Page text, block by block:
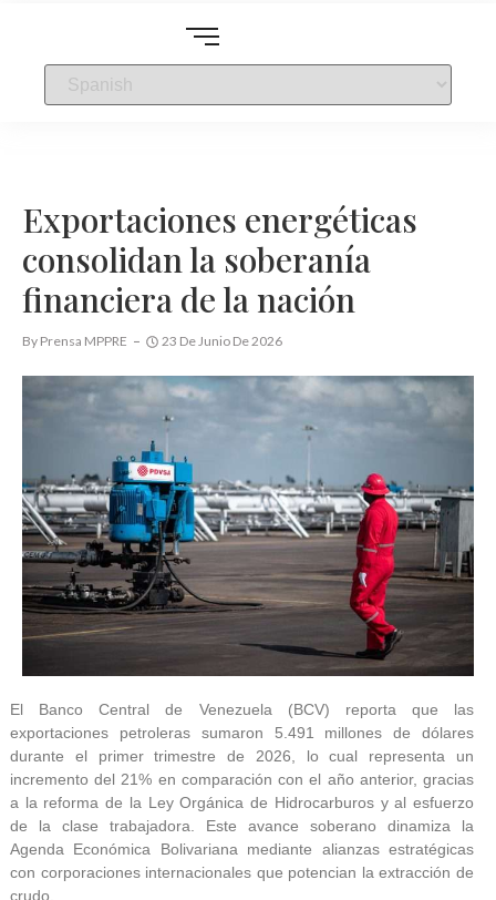
Exportaciones energéticas
consolidan la soberanía
financiera de la nación
By Prensa MPPRE 23 De Junio De 2026
El Banco Central de Venezuela (BCV) reporta que las
exportaciones petroleras sumaron 5.491 millones de dólares
durante el primer trimestre de 2026, lo cual representa un
incremento del 21% en comparación con el año anterior, gracias
a la reforma de la Ley Orgánica de Hidrocarburos y al esfuerzo
de la clase trabajadora. Este avance soberano dinamiza la
Agenda Económica Bolivariana mediante alianzas estratégicas
con corporaciones internacionales que potencian la extracción de
crudo.